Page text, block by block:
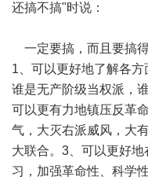
还搞不搞"时说：
一定要搞，而且要搞
1、可以更好地了解各
谁是无产阶级当权派，
可以更有力地镇压反革
气，大灭右派威风，大
大联合。3、可以更好
习，加强革命性、科学